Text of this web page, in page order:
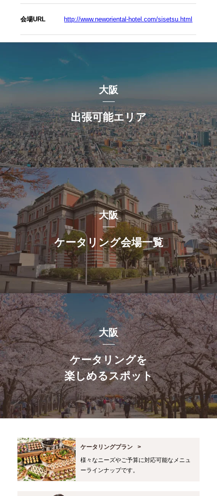
会場URL http://www.neworiental-hotel.com/sisetsu.html
大阪
出張可能エリア
大阪
ケータリング会場一覧
大阪
ケータリングを
楽しめるスポット
ケータリングプラン
様々なニーズやご予算に対応可能なメニュ
ーラインナップです。